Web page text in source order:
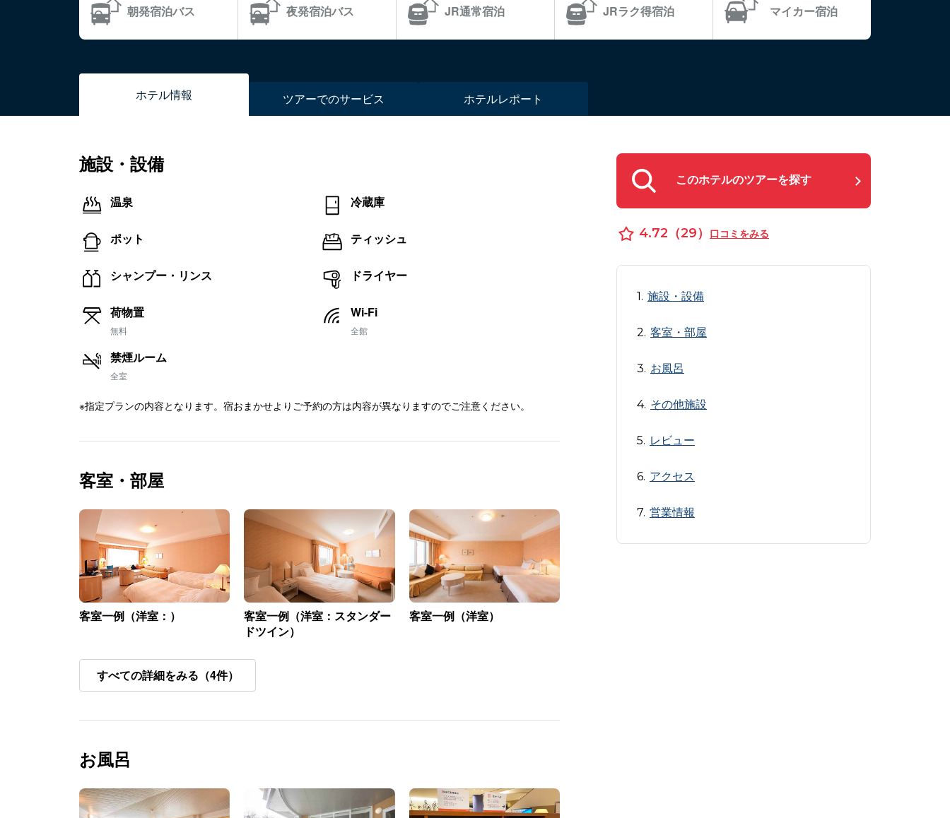
朝発宿泊バス 夜発宿泊バス JR通常宿泊 JRラク得宿泊 マイカー宿泊
ホテル情報 ツアーでのサービス ホテルレポート
施設・設備
温泉 冷蔵庫
ポット ティッシュ
シャンプー・リンス ドライヤー
荷物置
無料
Wi-Fi
全館
禁煙ルーム
全室
※指定プランの内容となります。宿おまかせよりご予約の方は内容が異なりますのでご注意ください。
客室・部屋
客室一例（洋室：）
客室一例（洋室：スタンダー
ドツイン）
客室一例（洋室）
すべての詳細をみる（4件）
お風呂
このホテルのツアーを探す
4.72（29） 口コミをみる
施設・設備
客室・部屋
お風呂
その他施設
レビュー
アクセス
営業情報